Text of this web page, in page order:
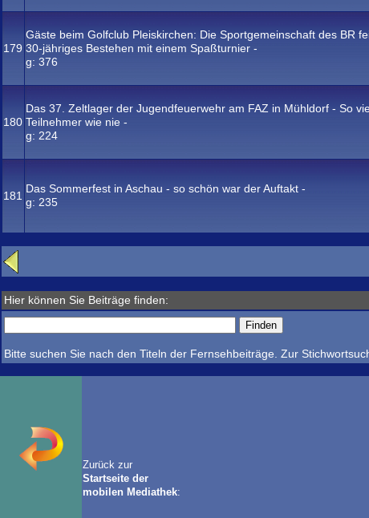
179
Gäste beim Golfclub Pleiskirchen: Die Sportgemeinschaft des BR
30-jähriges Bestehen mit einem Spaßturnier -
g: 376
180
Das 37. Zeltlager der Jugendfeuerwehr am FAZ in Mühldorf - So
Teilnehmer wie nie -
g: 224
181
Das Sommerfest in Aschau - so schön war der Auftakt -
g: 235
Hier können Sie Beiträge finden:
Bitte suchen Sie nach den Titeln der Fernsehbeiträge. Zur
Zurück zur
Startseite der
mobilen Mediathek: